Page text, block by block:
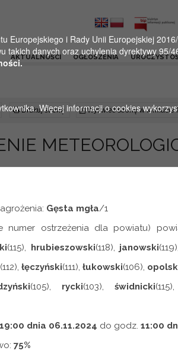
AKTUALNOŚCI OGŁOSZENIA
Drukuj stronę Wyświetl stronę w formacie
Gęsta mgła/1
numer ostrzeżenia dla powiatu)
(115), hrubieszowski(118), janowski(119),
(112), łęczyński(111), łukowski(106),
(105), rycki(103), świdnicki
19:00 dnia 06.11.2024 do godz. 11:00
75%
Europejskiego i Rady Unii Europejskiej
takich danych oraz uchylenia dyrektywy
Więcej informacji o cookies